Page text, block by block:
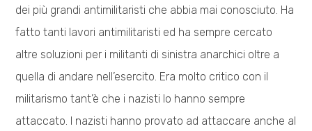
dei più grandi antimilitaristi che abbia mai conosciuto. Ha
fatto tanti lavori antimilitaristi ed ha sempre cercato
altre soluzioni per i militanti di sinistra anarchici oltre a
quella di andare nell’esercito. Era molto critico con il
militarismo tant’è che i nazisti lo hanno sempre
attaccato. I nazisti hanno provato ad attaccare anche al